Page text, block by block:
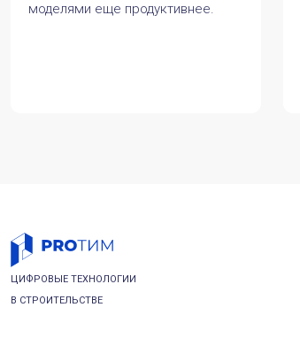
моделями еще продуктивнее.
ЦИФРОВЫЕ ТЕХНОЛОГИИ
В СТРОИТЕЛЬСТВЕ